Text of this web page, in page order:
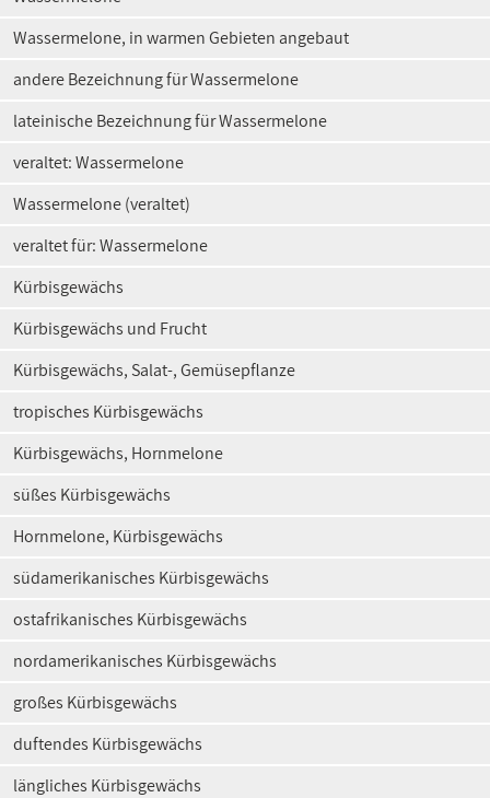
Wassermelone, in warmen Gebieten angebaut
andere Bezeichnung für Wassermelone
lateinische Bezeichnung für Wassermelone
veraltet: Wassermelone
Wassermelone (veraltet)
veraltet für: Wassermelone
Kürbisgewächs
Kürbisgewächs und Frucht
Kürbisgewächs, Salat-, Gemüsepflanze
tropisches Kürbisgewächs
Kürbisgewächs, Hornmelone
süßes Kürbisgewächs
Hornmelone, Kürbisgewächs
südamerikanisches Kürbisgewächs
ostafrikanisches Kürbisgewächs
nordamerikanisches Kürbisgewächs
großes Kürbisgewächs
duftendes Kürbisgewächs
längliches Kürbisgewächs